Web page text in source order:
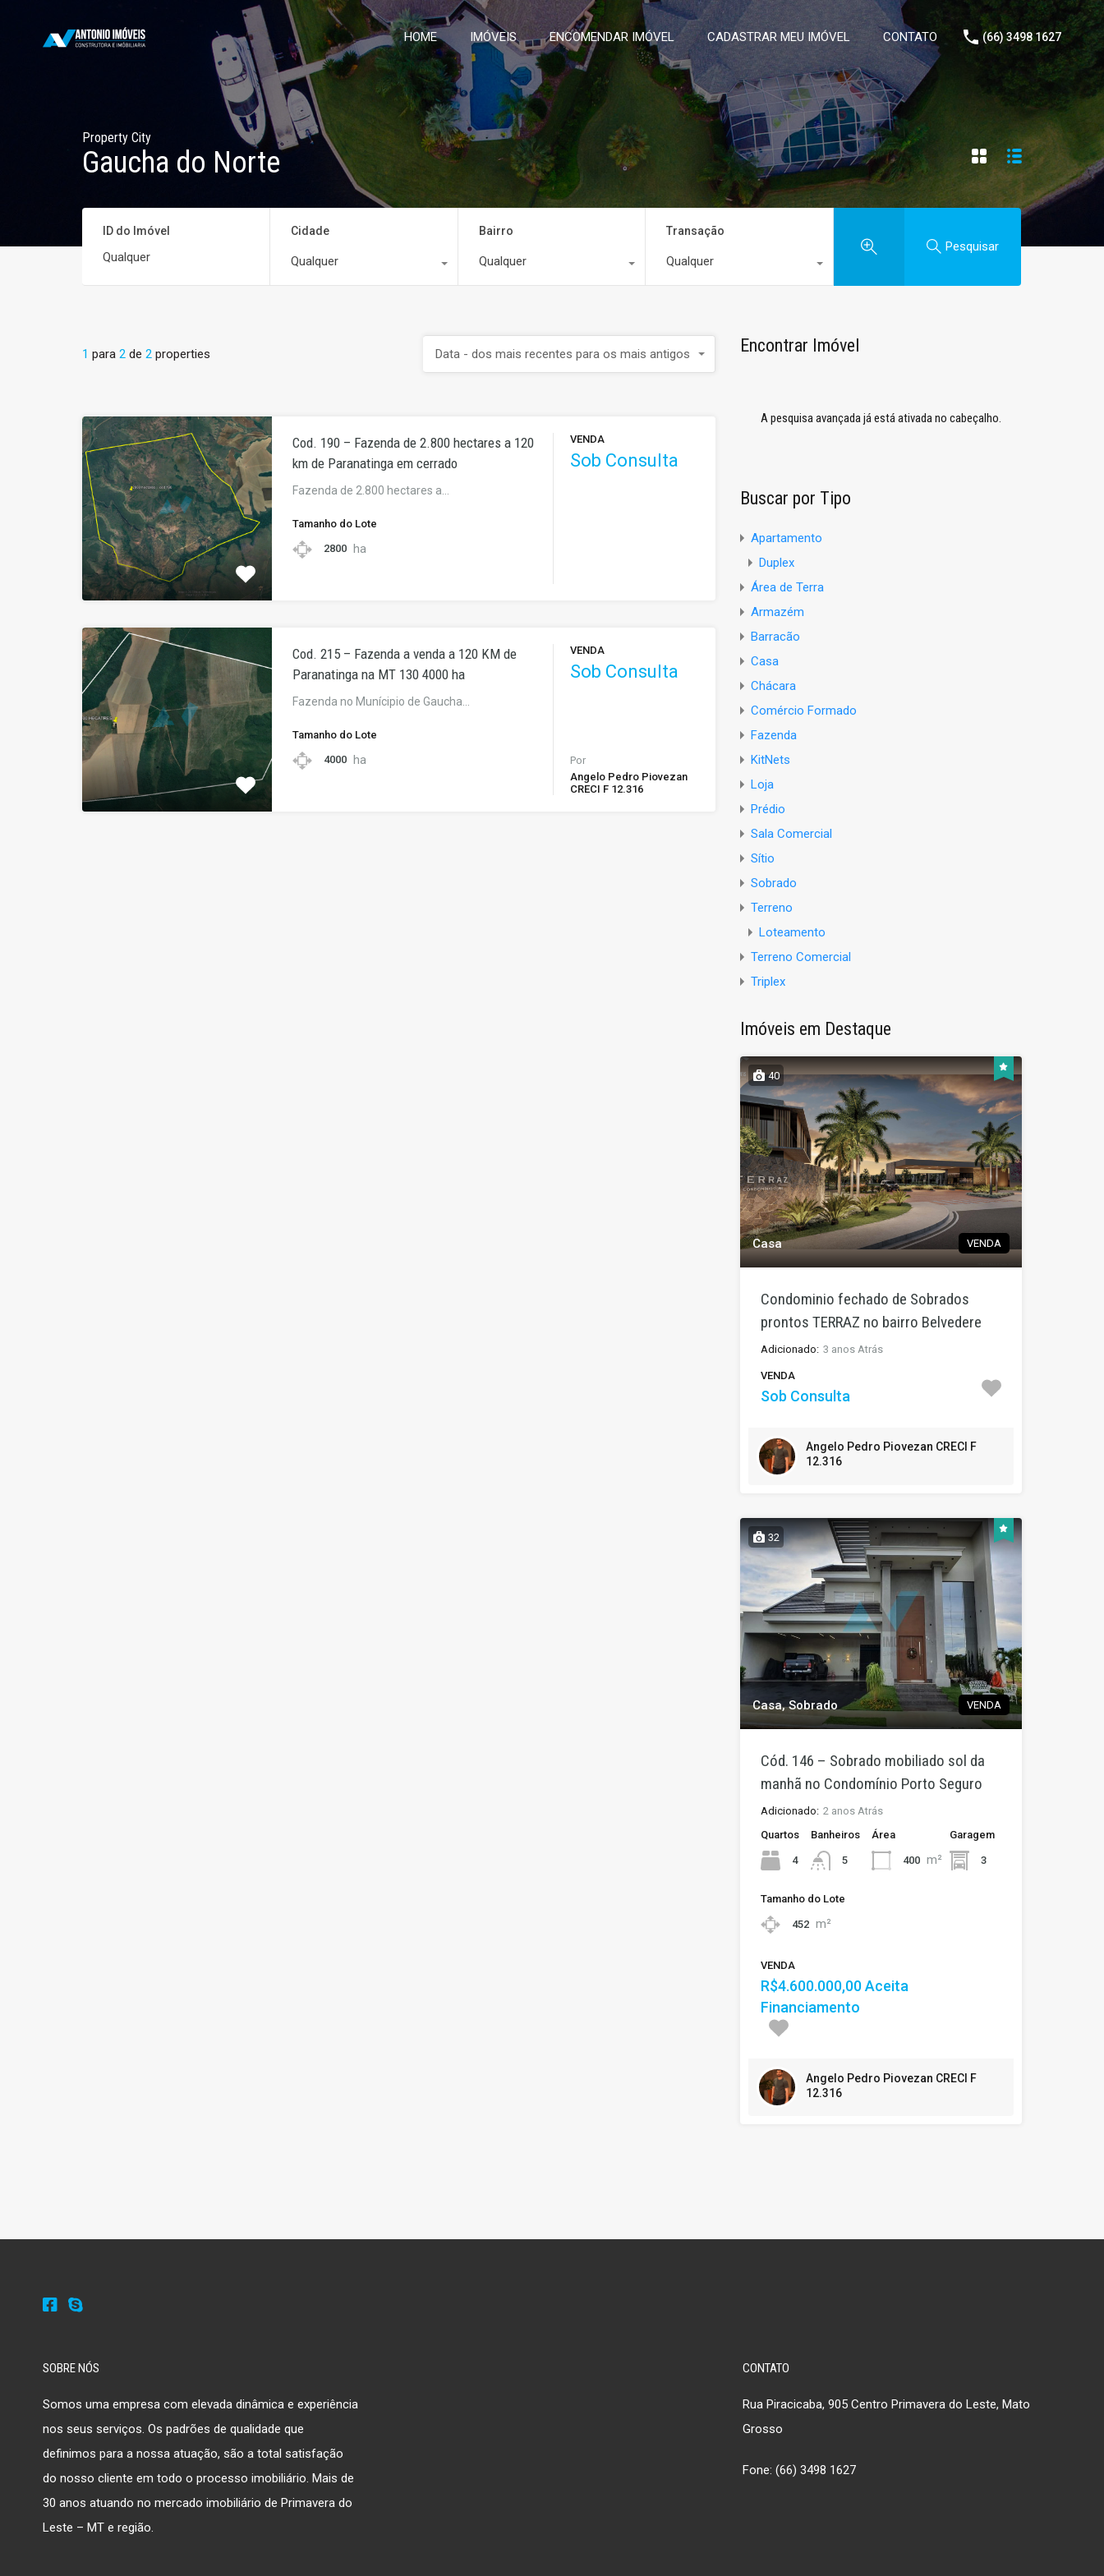
HOME IMÓVEIS ENCOMENDAR IMÓVEL CADASTRAR MEU IMÓVEL CONTATO (66) 3498 1627
Property City
Gaucha do Norte
ID do Imóvel Cidade
Qualquer
Bairro
Qualquer
Transação
Qualquer
Pesquisar
1 para 2 de 2 properties Data - dos mais recentes para os mais antigos
Cod. 190 – Fazenda de 2.800 hectares a 120
km de Paranatinga em cerrado
Fazenda de 2.800 hectares a…
Tamanho do Lote
2800 ha
VENDA
Sob Consulta
Cod. 215 – Fazenda a venda a 120 KM de
Paranatinga na MT 130 4000 ha
Fazenda no Munícipio de Gaucha…
Tamanho do Lote
4000 ha
VENDA
Sob Consulta
Por
Angelo Pedro Piovezan
CRECI F 12.316
Encontrar Imóvel
A pesquisa avançada já está ativada no cabeçalho.
Buscar por Tipo
Apartamento
Duplex
Área de Terra
Armazém
Barracão
Casa
Chácara
Comércio Formado
Fazenda
KitNets
Loja
Prédio
Sala Comercial
Sítio
Sobrado
Terreno
Loteamento
Terreno Comercial
Triplex
Imóveis em Destaque
40
Casa VENDA
Condominio fechado de Sobrados
prontos TERRAZ no bairro Belvedere
Adicionado: 3 anos Atrás
VENDA
Sob Consulta
Angelo Pedro Piovezan CRECI F
12.316
32
Casa, Sobrado VENDA
Cód. 146 – Sobrado mobiliado sol da
manhã no Condomínio Porto Seguro
Adicionado: 2 anos Atrás
Quartos
4
Banheiros
5
Área
400 m²
Garagem
3
Tamanho do Lote
452 m²
VENDA
R$4.600.000,00 Aceita
Financiamento
Angelo Pedro Piovezan CRECI F
12.316
SOBRE NÓS
Somos uma empresa com elevada dinâmica e experiência
nos seus serviços. Os padrões de qualidade que
definimos para a nossa atuação, são a total satisfação
do nosso cliente em todo o processo imobiliário. Mais de
30 anos atuando no mercado imobiliário de Primavera do
Leste – MT e região.
CONTATO
Rua Piracicaba, 905 Centro Primavera do Leste, Mato
Grosso
Fone: (66) 3498 1627